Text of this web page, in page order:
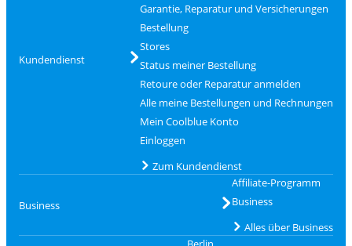
Kundendienst
Garantie, Reparatur und Versicherungen
Bestellung
Stores
Status meiner Bestellung
Retoure oder Reparatur anmelden
Alle meine Bestellungen und Rechnungen
Mein Coolblue Konto
Einloggen
Zum Kundendienst
Business
Affiliate-Programm
Business
Alles über Business